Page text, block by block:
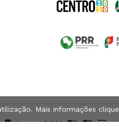
Mais informações clique